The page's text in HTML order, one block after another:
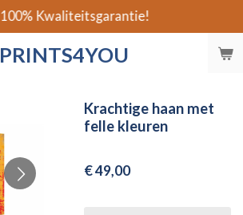
PRINTS4YOU
100% Kwaliteitsgarantie!
Krachtige haan met
felle kleuren
€ 49,00